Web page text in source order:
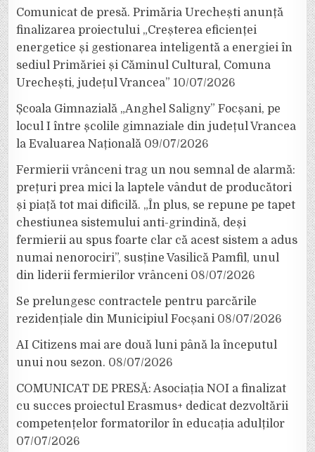
Comunicat de presă. Primăria Urechești anunță
finalizarea proiectului „Creșterea eficienței
energetice și gestionarea inteligentă a energiei în
sediul Primăriei și Căminul Cultural, Comuna
Urechești, județul Vrancea” 10/07/2026
Școala Gimnazială „Anghel Saligny” Focșani, pe
locul I între școlile gimnaziale din județul Vrancea
la Evaluarea Națională 09/07/2026
Fermierii vrânceni trag un nou semnal de alarmă:
prețuri prea mici la laptele vândut de producători
și piață tot mai dificilă. „În plus, se repune pe tapet
chestiunea sistemului anti-grindină, deși
fermierii au spus foarte clar că acest sistem a adus
numai nenorociri”, susține Vasilică Pamfil, unul
din liderii fermierilor vrânceni 08/07/2026
Se prelungesc contractele pentru parcările
rezidențiale din Municipiul Focșani 08/07/2026
AI Citizens mai are două luni până la începutul
unui nou sezon. 08/07/2026
COMUNICAT DE PRESĂ: Asociația NOI a finalizat
cu succes proiectul Erasmus+ dedicat dezvoltării
competențelor formatorilor în educația adulților
07/07/2026